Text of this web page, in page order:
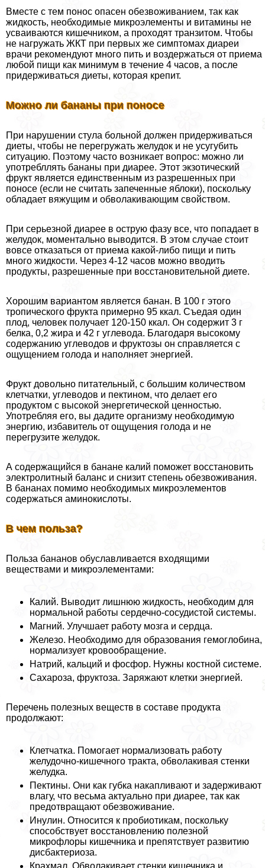
Вместе с тем понос опасен обезвоживанием, так как
жидкость, необходимые микроэлементы и витамины не
усваиваются кишечником, а проходят транзитом. Чтобы
не нагружать ЖКТ при первых же симптомах диареи
врачи рекомендуют много пить и воздержаться от приема
любой пищи как минимум в течение 4 часов, а после
придерживаться диеты, которая крепит.
Можно ли бананы при поносе
При нарушении стула больной должен придерживаться
диеты, чтобы не перегружать желудок и не усугубить
ситуацию. Поэтому часто возникает вопрос: можно ли
употрeбллять бананы при диарее. Этот экзотический
фрукт является единственным из разрешенных при
поносе (если не считать запеченные яблоки), поскольку
обладает вяжущим и обволакивающим свойством.
При серьезной диарее в острую фазу все, что попадает в
желудок, моментально выводится. В этом случае стоит
вовсе отказаться от приема какой-либо пищи и пить
много жидкости. Через 4-12 часов можно вводить
продукты, разрешенные при восстановительной диете.
Хорошим вариантом является банан. В 100 г этого
тропического фрукта примерно 95 ккал. Съедая один
плод, человек получает 120-150 ккал. Он содержит 3 г
белка, 0,2 жира и 42 г углевода. Благодаря высокому
содержанию углеводов и фруктозы он справляется с
ощущением голода и наполняет энергией.
Фрукт довольно питательный, с большим количеством
клетчатки, углеводов и пектином, что делает его
продуктом с высокой энергетической ценностью.
Употрeбляя его, вы дадите организму необходимую
энергию, избавитель от ощущения голода и не
перегрузите желудок.
А содержащийся в банане калий поможет восстановить
электролитный баланс и снизит степень обезвоживания.
В бананах помимо необходимых микроэлементов
содержаться аминокислоты.
В чем польза?
Польза бананов обуславливается входящими
веществами и микроэлементами:
Калий. Выводит лишнюю жидкость, необходим для
нормальной работы сердечно-сосудистой системы.
Магний. Улучшает работу мозга и сердца.
Железо. Необходимо для образования гемоглобина,
нормализует кровообращение.
Натрий, кальций и фосфор. Нужны костной системе.
Сахароза, фруктоза. Заряжают клетки энергией.
Перечень полезных веществ в составе продукта
продолжают:
Клетчатка. Помогает нормализовать работу
желудочно-кишечного тpaкта, обволакивая стенки
желудка.
Пектины. Они как губка накапливают и задерживают
влагу, что весьма актуально при диарее, так как
предотвращают обезвоживание.
Инулин. Относится к пробиотикам, поскольку
способствует восстановлению полезной
микрофлоры кишечника и препятствует развитию
дисбактериоза.
Крахмал. Обволакивает стенки кишечника и